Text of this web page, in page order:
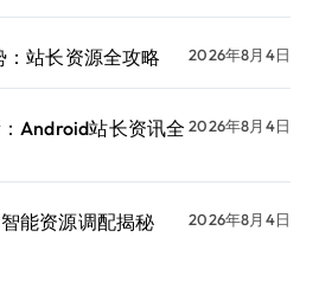
站长资源全攻略 2026年8月4日
Android站长资讯全 2026年8月4日
能资源调配揭秘 2026年8月4日